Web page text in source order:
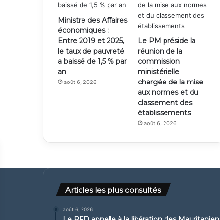
Ministre des Affaires
économiques :
Entre 2019 et 2025,
le taux de pauvreté
a baissé de 1,5 % par
an
août 6, 2026
Le PM préside la
réunion de la
commission
ministérielle
chargée de la mise
aux normes et du
classement des
établissements
août 6, 2026
Articles les plus consultés
août 6, 2026